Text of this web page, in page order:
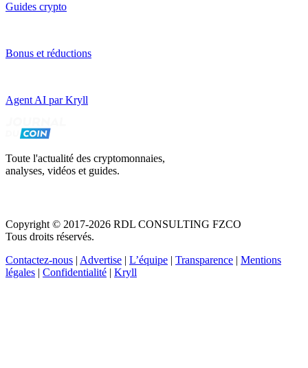
Guides crypto
Bonus et réductions
Agent AI par Kryll
Toute l'actualité des cryptomonnaies,
analyses, vidéos et guides.
Copyright © 2017-2026 RDL CONSULTING FZCO
Tous droits réservés.
Contactez-nous Advertise L’équipe Transparence
Mentions
légales
Confidentialité Kryll